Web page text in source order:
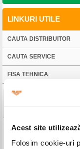
Acest site
Folosim cookie-uri
LINKURI UTILE
CAUTA DISTRIBUITOR
CAUTA SERVICE
FISA TEHNICA
Model
Material